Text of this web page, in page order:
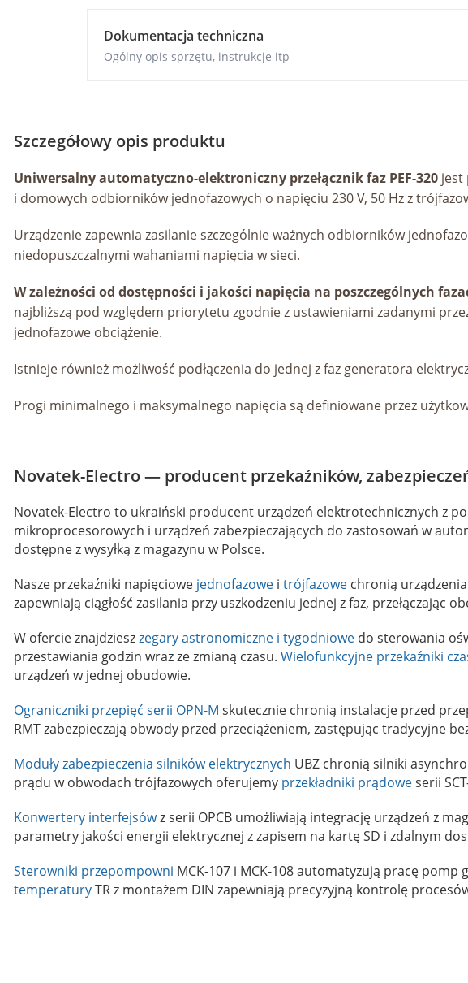
Dokumentacja techniczna
Ogólny opis sprzętu, instrukcje itp
Szczegółowy opis produktu
Uniwersalny automatyczno-elektroniczny przełącznik faz PEF-320 jest
i domowych odbiorników jednofazowych o napięciu 230 V, 50 Hz z
Urządzenie zapewnia zasilanie szczególnie ważnych odbiorników
niedopuszczalnymi wahaniami napięcia w sieci.
W zależności od dostępności i jakości napięcia na poszczególnych
najbliższą pod względem priorytetu zgodnie z ustawieniami zadanymi
jednofazowe obciążenie.
Istnieje również możliwość podłączenia do jednej z faz generatora
Progi minimalnego i maksymalnego napięcia są definiowane przez
Novatek-Electro — producent przekaźników,
Novatek-Electro to ukraiński producent urządzeń elektrotechnicznych z
mikroprocesorowych i urządzeń zabezpieczających do zastosowań w
dostępne z wysyłką z magazynu w Polsce.
Nasze przekaźniki napięciowe jednofazowe i trójfazowe chronią
zapewniają ciągłość zasilania przy uszkodzeniu jednej z faz, przełączając
W ofercie znajdzieszzegary astronomiczne i tygodniowe do sterowania
przestawiania godzin wraz ze zmianą czasu. Wielofunkcyjne przekaźniki
urządzeń w jednej obudowie.
Ograniczniki przepięć serii OPN-M skutecznie chronią instalacje przed
RMT zabezpieczają obwody przed przeciążeniem, zastępując tradycyjne
Moduły zabezpieczenia silników elektrycznych UBZ chronią silniki
prądu w obwodach trójfazowych oferujemy przekładniki prądoweserii
Konwertery interfejsówz serii OPCB umożliwiają integrację urządzeń z
parametry jakości energii elektrycznej z zapisem na kartę SD i zdalnym
Sterowniki przepompowni MCK-107 i MCK-108 automatyzują pracę
temperaturyTR z montażem DIN zapewniają precyzyjną kontrolę